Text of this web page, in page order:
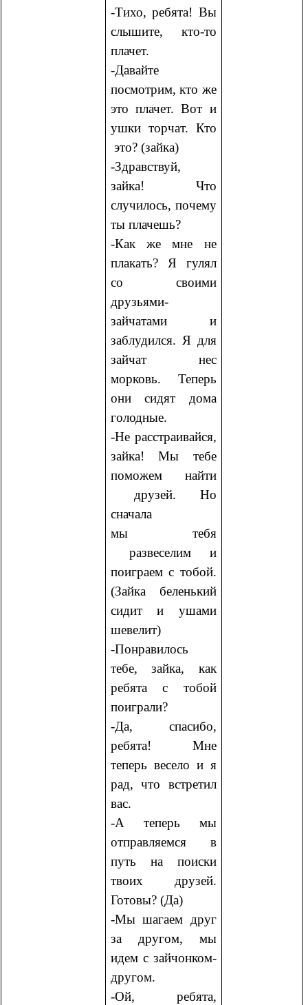
-Тихо, ребята! Вы
слышите, кто-то
плачет.
-Давайте
посмотрим, кто же
это плачет. Вот и
ушки торчат. Кто
это? (зайка)
-Здравствуй,
зайка! Что
случилось, почему
ты плачешь?
-Как же мне не
плакать? Я гулял
со своими
друзьями-
зайчатами и
заблудился. Я для
зайчат нес
морковь. Теперь
они сидят дома
голодные.
-Не расстраивайся,
зайка! Мы тебе
поможем найти
друзей. Но
сначала
мы тебя
развеселим и
поиграем с тобой.
(Зайка беленький
сидит и ушами
шевелит)
-Понравилось
тебе, зайка, как
ребята с тобой
поиграли?
-Да, спасибо,
ребята! Мне
теперь весело и я
рад, что встретил
вас.
-А теперь мы
отправляемся в
путь на поиски
твоих друзей.
Готовы? (Да)
-Мы шагаем друг
за другом, мы
идем с зайчонком-
другом.
-Ой, ребята,